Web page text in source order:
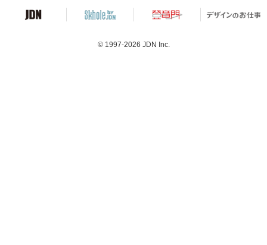
© 1997-2026 JDN Inc.